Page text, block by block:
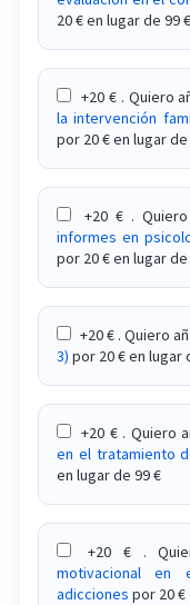
Curso sobre el
casos de divorcio.
Curso sobre el
tratamiento del
Curso sobre el
TLP
Curso sobre
TND
Curso sobre
emocional
Curso sobre el
cocaína
20 € en lugar de 99 €
+20 € . Quiero
la intervención
por 20 € en lugar de
+20 € .
informes en
por 20 € en lugar de
+20 € . Quiero
3) por 20 € en lugar
+20 € . Quiero
en el tratamiento
en lugar de 99 €
+20 € .
motivacional en
adicciones por 20 €